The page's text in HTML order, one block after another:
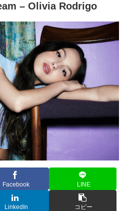
– Olivia Rodrigo
Facebook LINE
LinkedIn コピー